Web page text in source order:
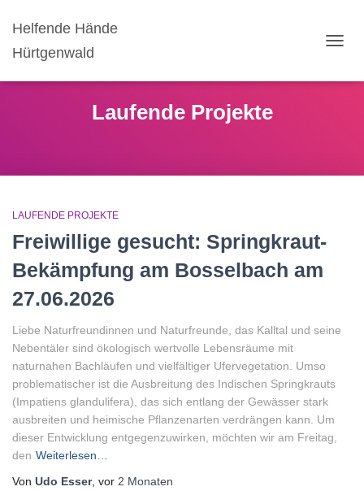
Helfende Hände
Hürtgenwald
Laufende Projekte
LAUFENDE PROJEKTE
Freiwillige gesucht: Springkraut-
Bekämpfung am Bosselbach am
27.06.2026
Liebe Naturfreundinnen und Naturfreunde, das Kalltal und seine
Nebentäler sind ökologisch wertvolle Lebensräume mit
naturnahen Bachläufen und vielfältiger Ufervegetation. Umso
problematischer ist die Ausbreitung des Indischen Springkrauts
(Impatiens glandulifera), das sich entlang der Gewässer stark
ausbreiten und heimische Pflanzenarten verdrängen kann. Um
dieser Entwicklung entgegenzuwirken, möchten wir am Freitag,
den Weiterlesen…
Von Udo Esser, vor 2 Monaten